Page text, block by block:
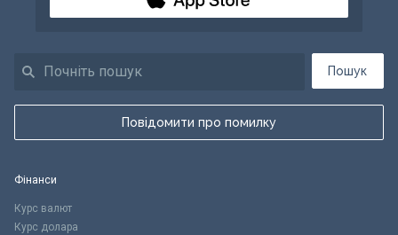
Пошук
Повідомити про помилку
Фінанси
Курс валют
Курс долара